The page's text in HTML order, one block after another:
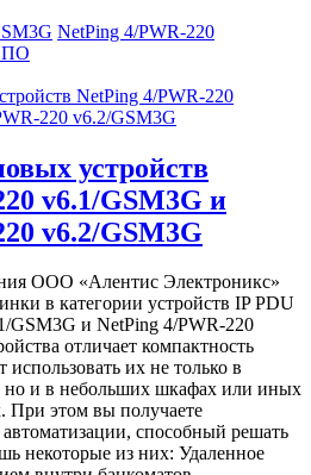
NetPing 4/PWR-220
ПО
устройств
v6.1/GSM3G и
v6.2/GSM3G
ООО «Алентис Электроникс»
в категории устройств IP PDU
и NetPing 4/PWR-220
отличает компактность
использовать их не только в
но и в небольших шкафах или иных
При этом вы получаете
способный решать
некоторые из них: Удаленное